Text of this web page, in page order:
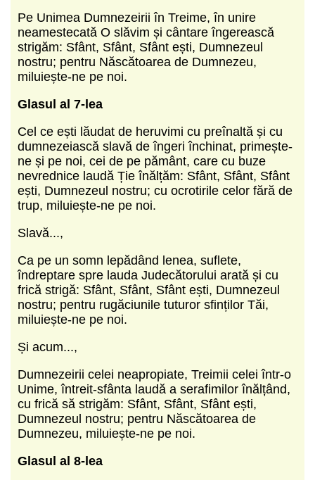
Pe Unimea Dumnezeirii în Treime, în unire
neamestecată O slăvim și cântare îngerească
strigăm: Sfânt, Sfânt, Sfânt ești, Dumnezeul
nostru; pentru Născătoarea de Dumnezeu,
miluiește-ne pe noi.
Glasul al 7-lea
Cel ce ești lăudat de heruvimi cu preînaltă și cu
dumnezeiască slavă de îngeri închinat, primește-
ne și pe noi, cei de pe pământ, care cu buze
nevrednice laudă Ție înălțăm: Sfânt, Sfânt, Sfânt
ești, Dumnezeul nostru; cu ocrotirile celor fără de
trup, miluiește-ne pe noi.
Slavă...,
Ca pe un somn lepădând lenea, suflete,
îndreptare spre lauda Judecătorului arată și cu
frică strigă: Sfânt, Sfânt, Sfânt ești, Dumnezeul
nostru; pentru rugăciunile tuturor sfinților Tăi,
miluiește-ne pe noi.
Și acum...,
Dumnezeirii celei neapropiate, Treimii celei într-o
Unime, întreit-sfânta laudă a serafimilor înălțând,
cu frică să strigăm: Sfânt, Sfânt, Sfânt ești,
Dumnezeul nostru; pentru Născătoarea de
Dumnezeu, miluiește-ne pe noi.
Glasul al 8-lea